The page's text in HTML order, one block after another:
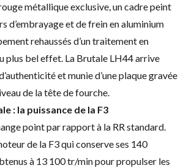
métallique exclusive, un cadre peint
d’embrayage et de frein en aluminium
rehaussés d’un traitement en
plus bel effet. La Brutale LH44 arrive
et munie d’une plaque gravée
de la tête de fourche.
: la puissance de la F3
point par rapport à la RR standard.
de la F3 qui conserve ses 140
à 13 100 tr/min pour propulser les